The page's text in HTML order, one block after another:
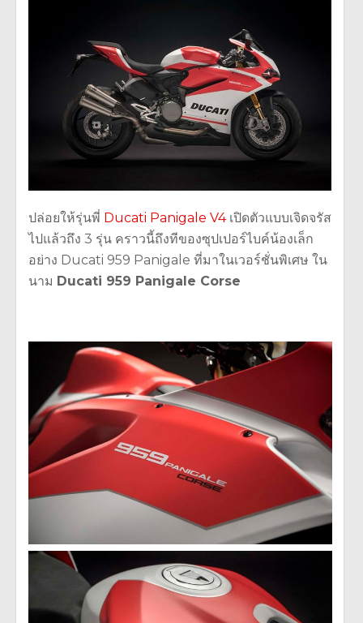
ปล่อยให้รุ่นพี่ Ducati Panigale V4เปิดตัวแบบเจิดจรัส
ไปแล้วถึง 3 รุ่น คราวนี้ถึงทีของซุปเปอร์ไบค์น้องเล็ก
อย่าง Ducati 959 Panigale ที่มาในเวอร์ชั่นพิเศษ ใน
นาม Ducati 959 Panigale Corse